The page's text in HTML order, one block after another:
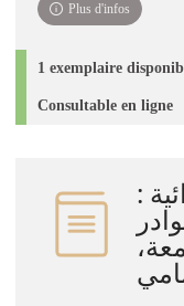
Plus d'infos
1 exemplaire
Consultable en ligne
: